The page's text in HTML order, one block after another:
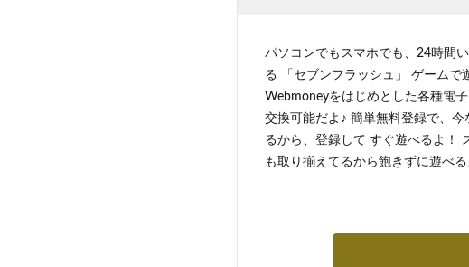
パソコンでもスマホでも、24時間
る 「セブンフラッシュ」 ゲームで
Webmoneyをはじめとした各種電
交換可能だよ♪ 簡単無料登録で、
るから、登録して すぐ遊べるよ！
も取り揃えてるから飽きずに遊べ